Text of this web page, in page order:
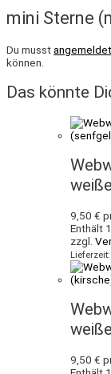
mini Sterne
Du musstangemeldet
können.
Das könnte
9,50 €
Enthält
zzgl.
9,50 €